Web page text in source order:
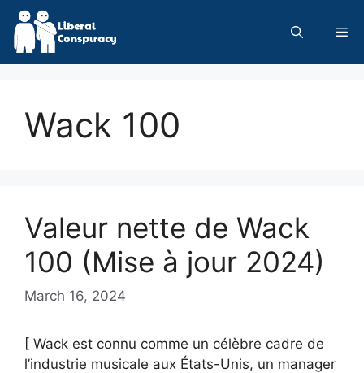
Skip
content
Wack 100
Valeur nette de Wack
100 (Mise à jour 2024)
March 16, 2024
[ Wack est connu comme un célèbre cadre de
l’industrie musicale aux États-Unis, un manager